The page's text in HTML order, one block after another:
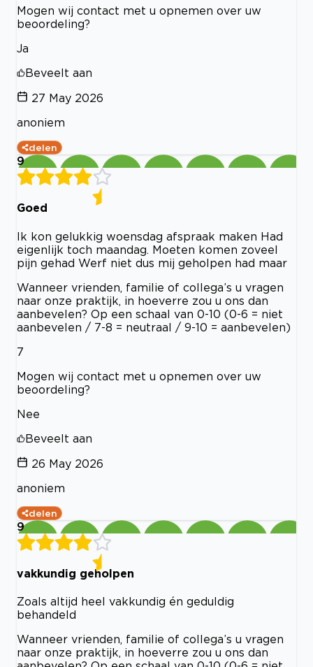
Mogen wij contact met u opnemen over uw
beoordeling?
Ja
Beveelt aan
27 May 2026
anoniem
delen
9
Goed
Ik kon gelukkig woensdag afspraak maken Had
eigenlijk toch maandag. Moeten komen zoveel
pijn gehad Werf niet dus mij geholpen had maar
Wanneer vrienden, familie of collega’s u vragen
naar onze praktijk, in hoeverre zou u ons dan
aanbevelen? Op een schaal van 0-10 (0-6 = niet
aanbevelen / 7-8 = neutraal / 9-10 = aanbevelen)
7
Mogen wij contact met u opnemen over uw
beoordeling?
Nee
Beveelt aan
26 May 2026
anoniem
delen
9
vakkundig geholpen
Zoals altijd heel vakkundig én geduldig
behandeld
Wanneer vrienden, familie of collega’s u vragen
naar onze praktijk, in hoeverre zou u ons dan